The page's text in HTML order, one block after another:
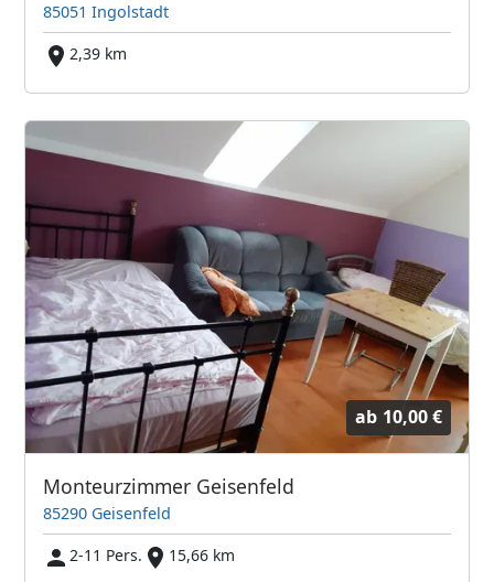
85051 Ingolstadt
2,39 km
ab 10,00 €
Monteurzimmer Geisenfeld
85290 Geisenfeld
2-11 Pers.
15,66 km